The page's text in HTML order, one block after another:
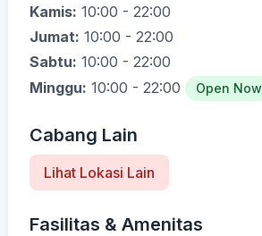
Kamis: 10:00 - 22:00
Jumat: 10:00 - 22:00
Sabtu: 10:00 - 22:00
Minggu: 10:00 - 22:00 Open Now
Cabang Lain
Lihat Lokasi Lain
Fasilitas & Amenitas